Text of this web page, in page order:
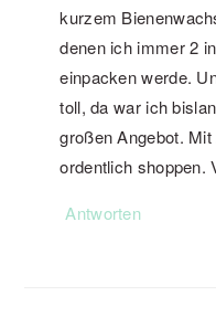
kurzem
denen ich immer 2
einpacken werde.
toll, da war ich
großen Angebot.
ordentlich shoppen.
Antworten